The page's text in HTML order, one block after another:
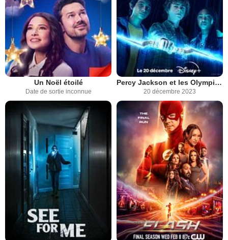
Un Noël étoilé
Date de sortie inconnue
Percy Jackson et les Olympiens
20 décembre 2023